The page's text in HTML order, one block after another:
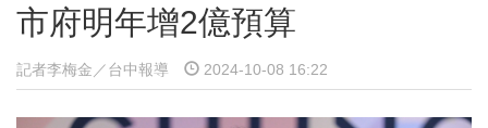
市府明年增2億預算
記者李梅金／台中報導 2024-10-08 16:22